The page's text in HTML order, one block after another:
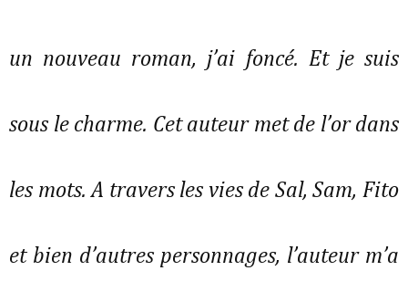
un nouveau roman, j’ai foncé. Et je suis
sous le charme. Cet auteur met de l’or dans
les mots. A travers les vies de Sal, Sam, Fito
et bien d’autres personnages, l’auteur m’a